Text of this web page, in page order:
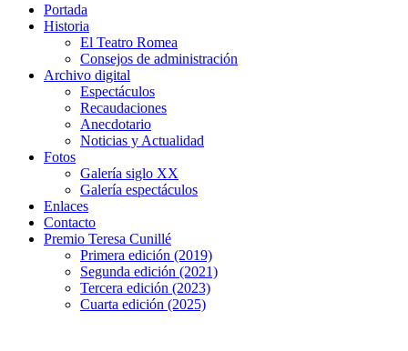
Portada
Historia
El Teatro Romea
Consejos de administración
Archivo digital
Espectáculos
Recaudaciones
Anecdotario
Noticias y Actualidad
Fotos
Galería siglo XX
Galería espectáculos
Enlaces
Contacto
Premio Teresa Cunillé
Primera edición (2019)
Segunda edición (2021)
Tercera edición (2023)
Cuarta edición (2025)